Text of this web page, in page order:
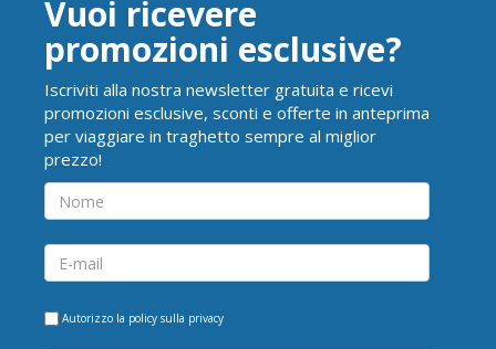
Vuoi ricevere
promozioni esclusive?
Iscriviti alla nostra newsletter gratuita e ricevi
promozioni esclusive, sconti e offerte in anteprima
per viaggiare in traghetto sempre al miglior
prezzo!
Autorizzo la policy sulla privacy